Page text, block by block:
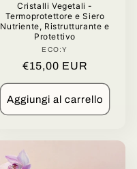
Cristalli Vegetali -
Termoprotettore e Siero
Nutriente, Ristrutturante e
Protettivo
Produttore:
ECO:Y
Prezzo
di
listino
€15,00 EUR
Aggiungi al carrello